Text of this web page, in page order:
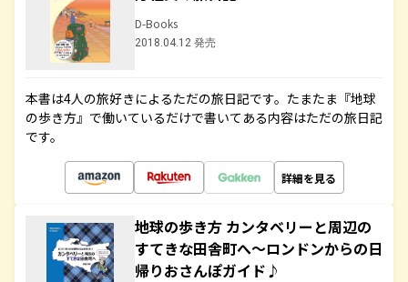
D-Books
2018.04.12 発売
本書は4人の旅好きによるただの旅日記です。たまたま『地球
の歩き方』で働いているだけで書いてある内容はただの旅日記
です。
詳細を見る
地球の歩き方 カンタベリーと周辺の
すてきな田舎町へ～ロンドンからの日
帰りおさんぽガイド♪